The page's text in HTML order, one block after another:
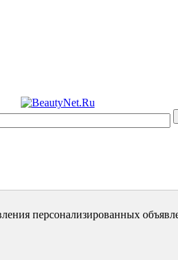
персонализированных